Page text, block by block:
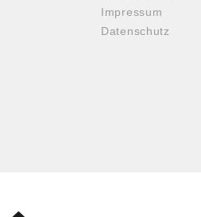
Impressum
Datenschutz